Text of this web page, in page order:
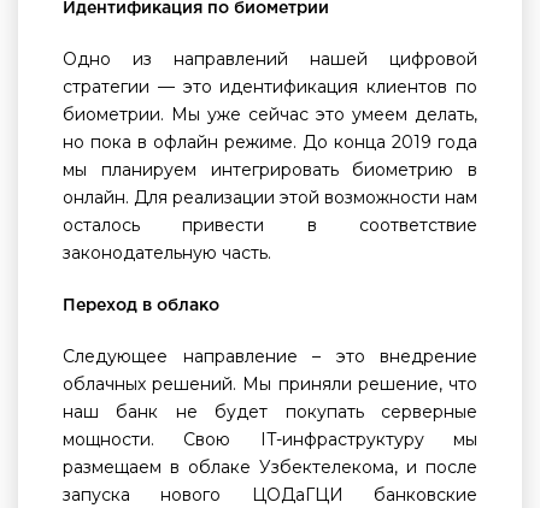
Идентификация по биометрии
Одно из направлений нашей цифровой
стратегии — это идентификация клиентов по
биометрии. Мы уже сейчас это умеем делать,
но пока в офлайн режиме. До конца 2019 года
мы планируем интегрировать биометрию в
онлайн. Для реализации этой возможности нам
осталось привести в соответствие
законодательную часть.
Переход в облако
Следующее направление – это внедрение
облачных решений. Мы приняли решение, что
наш банк не будет покупать серверные
мощности. Свою IT-инфраструктуру мы
размещаем в облаке Узбектелекома, и после
запуска нового ЦОДаГЦИ банковские